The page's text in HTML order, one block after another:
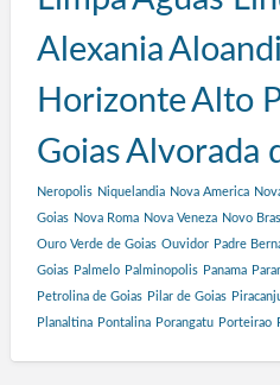
Alexania
HorizonteAlto
GoiasAlvorada
Neropolis Niquelandia Nova America
Goias Nova Roma Nova Veneza Novo
Ouro Verde de Goias Ouvidor Padre
Goias Palmelo Palminopolis Panama
Petrolina de Goias Pilar de Goias
Planaltina Pontalina Porangatu Porteirao